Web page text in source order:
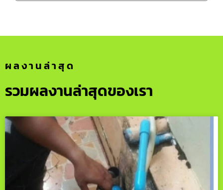
ผลงานล่าสุด
รวมผลงานล่าสุดของเรา